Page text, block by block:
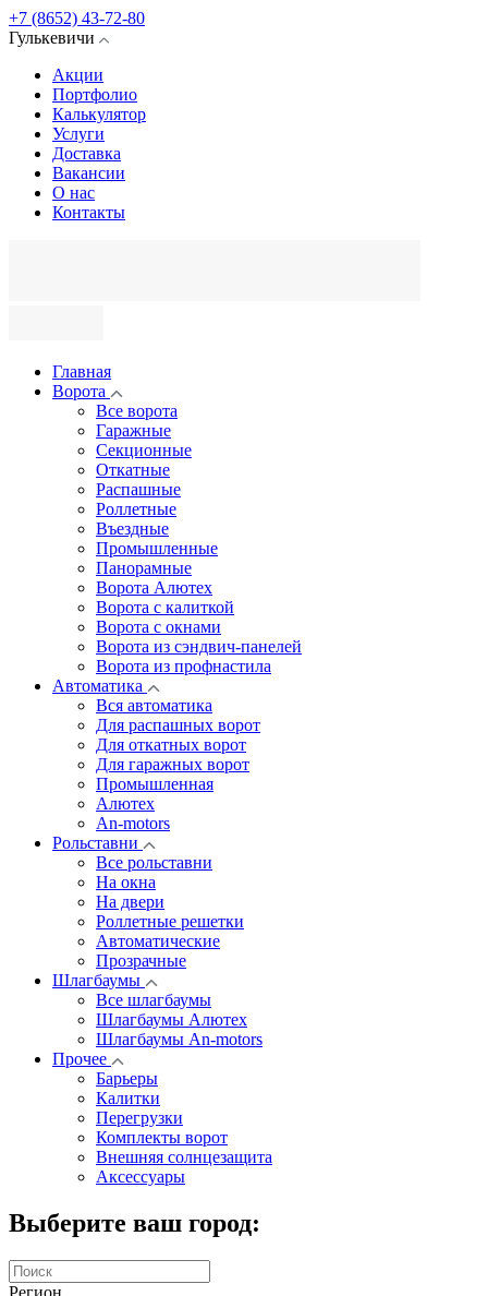
+7 (8652) 43-72-80
Гулькевичи
Акции
Портфолио
Калькулятор
Услуги
Доставка
Вакансии
О нас
Контакты
Главная
Ворота
Все ворота
Гаражные
Секционные
Откатные
Распашные
Роллетные
Въездные
Промышленные
Панорамные
Ворота Алютех
Ворота с калиткой
Ворота c окнами
Ворота из сэндвич-панелей
Ворота из профнастила
Автоматика
Вся автоматика
Для распашных ворот
Для откатных ворот
Для гаражных ворот
Промышленная
Алютех
An-motors
Рольставни
Все рольставни
На окна
На двери
Роллетные решетки
Автоматические
Прозрачные
Шлагбаумы
Все шлагбаумы
Шлагбаумы Алютех
Шлагбаумы An-motors
Прочее
Барьеры
Калитки
Перегрузки
Комплекты ворот
Внешняя солнцезащита
Аксессуары
Выберите ваш город:
Регион